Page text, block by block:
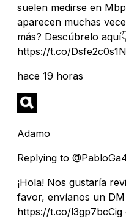
suelen medirse en
aparecen muchas
más? Descúbrelo
https://t.co/Dsfe2c0s1N
hace 19 horas
Adamo
Replying to
¡Hola! Nos gustaría
favor, envíanos un
https://t.co/